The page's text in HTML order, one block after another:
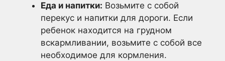
Еда и напитки: Возьмите с собой
перекус и напитки для дороги. Если
ребенок находится на грудном
вскармливании, возьмите с собой все
необходимое для кормления.